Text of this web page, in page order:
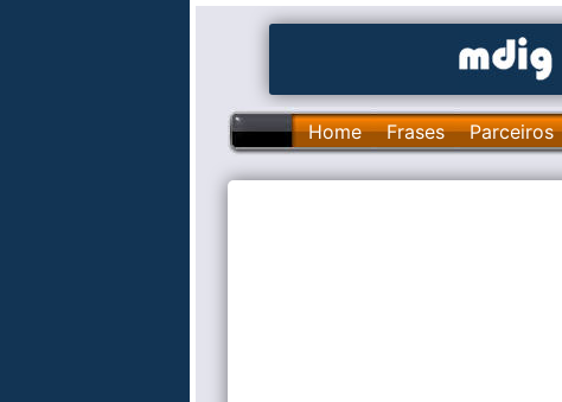
Home Frases Parceiros